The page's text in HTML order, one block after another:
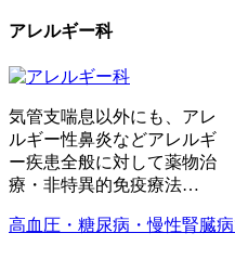
アレルギー科
気管支喘息以外にも、アレ
ルギー性鼻炎などアレルギ
ー疾患全般に対して薬物治
療・非特異的免疫療法…
高血圧・糖尿病・慢性腎臓